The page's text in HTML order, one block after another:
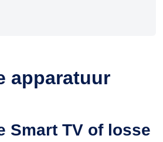
apparatuur
Smart TV of losse